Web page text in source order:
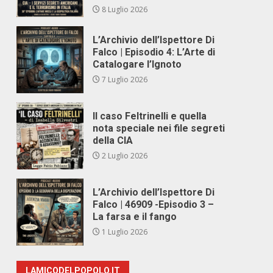
8 Luglio 2026
L’Archivio dell’Ispettore Di
Falco | Episodio 4: L’Arte di
Catalogare l’Ignoto
7 Luglio 2026
Il caso Feltrinelli e quella
nota speciale nei file segreti
della CIA
2 Luglio 2026
L’Archivio dell’Ispettore Di
Falco | 46909 -Episodio 3 –
La farsa e il fango
1 Luglio 2026
LAMICODELPOPOLO.IT